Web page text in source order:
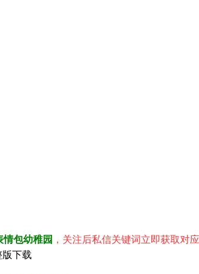
稚园，关注后私信关键词立即获取对应表
版下载